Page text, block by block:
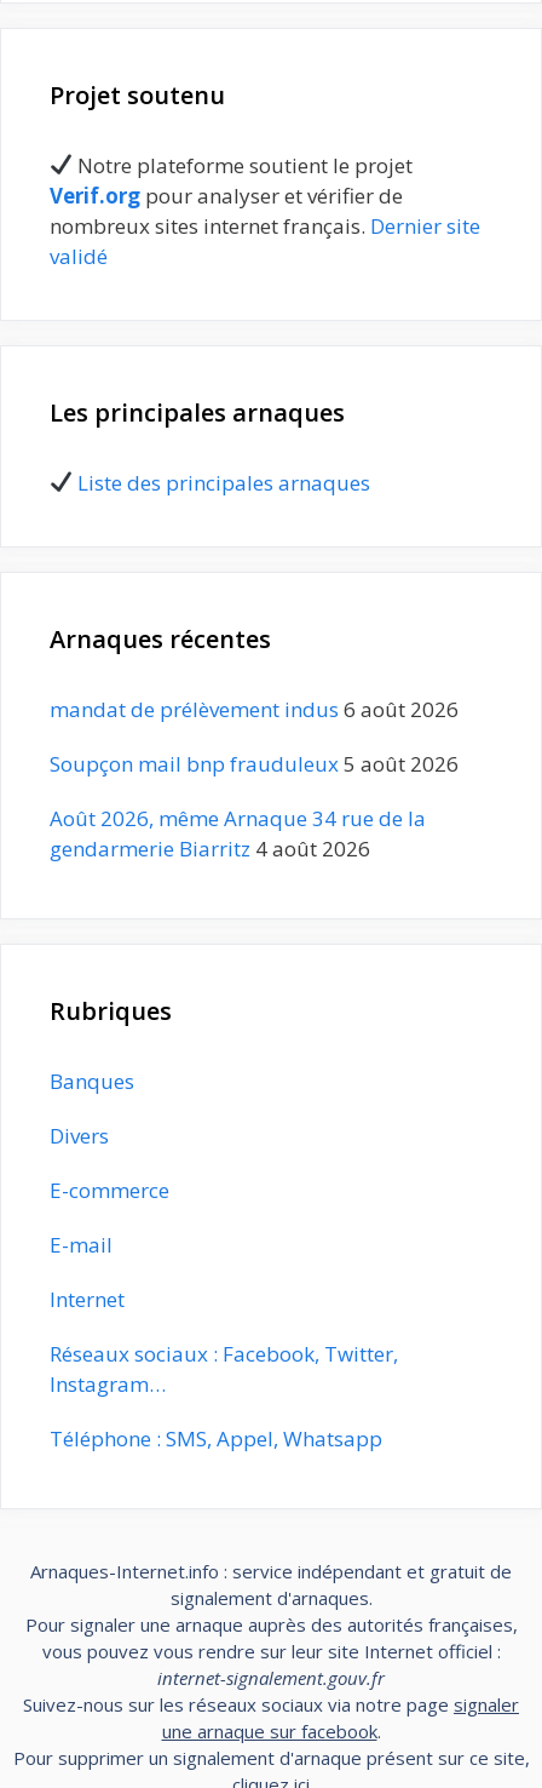
Projet soutenu
Notre plateforme soutient le projet
Verif.org pour analyser et vérifier de
nombreux sites internet français. Dernier site
validé
Les principales arnaques
Liste des principales arnaques
Arnaques récentes
mandat de prélèvement indus 6 août 2026
Soupçon mail bnp frauduleux5 août 2026
Août 2026, même Arnaque 34 rue de la
gendarmerie Biarritz 4 août 2026
Rubriques
Banques
Divers
E-commerce
E-mail
Internet
Réseaux sociaux : Facebook, Twitter,
Instagram…
Téléphone : SMS, Appel, Whatsapp
Arnaques-Internet.info : service indépendant et gratuit de
signalement d'arnaques.
Pour signaler une arnaque auprès des autorités françaises,
vous pouvez vous rendre sur leur site Internet officiel :
internet-signalement.gouv.fr
Suivez-nous sur les réseaux sociaux via notre page signaler
une arnaque sur facebook.
Pour supprimer un signalement d'arnaque présent sur ce site,